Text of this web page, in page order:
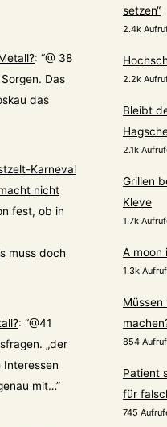
: “@ 38
Das
das
Karneval
nicht
fest, ob in
muss doch
: “@41
„der
Interessen
mit…”
setzen“
2.4k
2.2k
Bleibt
2.1k
Grillen
Kleve
1.7k
A moon
1.3k
Müssen
854
Patient
für
745